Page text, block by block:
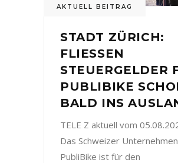
AKTUELL BEITRAG
STADT ZÜRICH:
FLIESSEN
STEUERGELDER
PUBLIBIKE
BALD INS
TELE Z aktuell vom
Das Schweizer Unternehmen
PubliBike ist für den